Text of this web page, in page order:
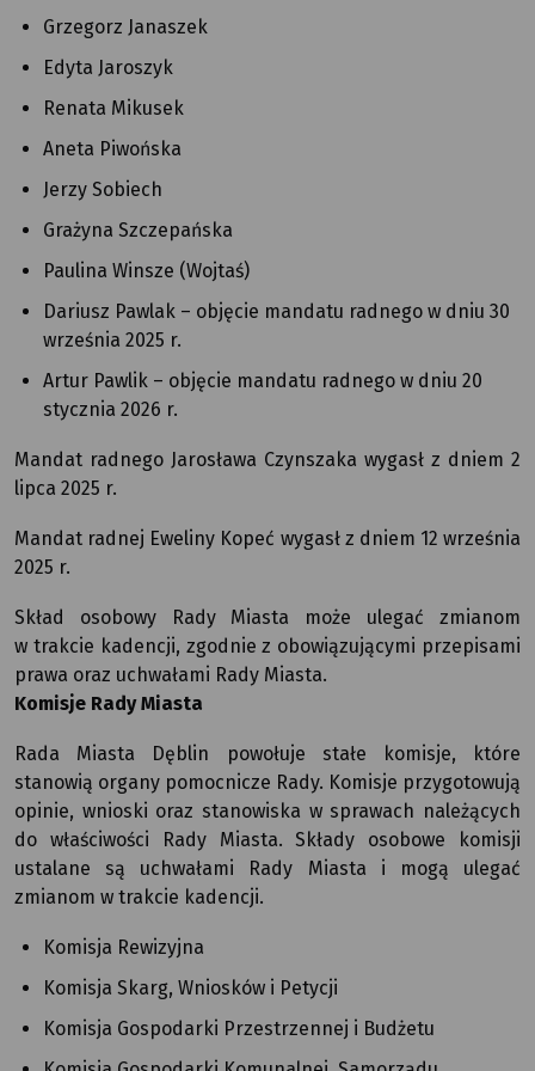
Grzegorz Janaszek
Edyta Jaroszyk
Renata Mikusek
Aneta Piwońska
Jerzy Sobiech
Grażyna Szczepańska
Paulina Winsze (Wojtaś)
Dariusz Pawlak – objęcie mandatu radnego w dniu 30
września 2025 r.
Artur Pawlik – objęcie mandatu radnego w dniu 20
stycznia 2026 r.
Mandat radnego Jarosława Czynszaka wygasł z dniem 2
lipca 2025 r.
Mandat radnej Eweliny Kopeć wygasł z dniem 12 września
2025 r.
Skład osobowy Rady Miasta może ulegać zmianom
w trakcie kadencji, zgodnie z obowiązującymi przepisami
prawa oraz uchwałami Rady Miasta.
Komisje Rady Miasta
Rada Miasta Dęblin powołuje stałe komisje, które
stanowią organy pomocnicze Rady. Komisje przygotowują
opinie, wnioski oraz stanowiska w sprawach należących
do właściwości Rady Miasta. Składy osobowe komisji
ustalane są uchwałami Rady Miasta i mogą ulegać
zmianom w trakcie kadencji.
Komisja Rewizyjna
Komisja Skarg, Wniosków i Petycji
Komisja Gospodarki Przestrzennej i Budżetu